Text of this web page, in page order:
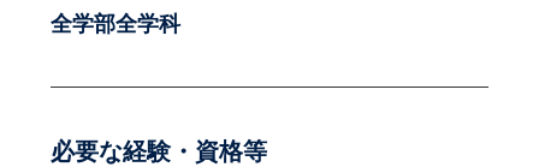
全学部全学科
必要な経験・資格等